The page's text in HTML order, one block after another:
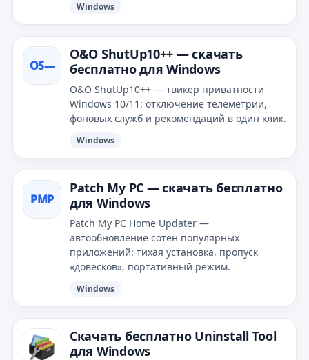
Windows
OS—
O&O ShutUp10++ — скачать
бесплатно для Windows
O&O ShutUp10++ — твикер приватности
Windows 10/11: отключение телеметрии,
фоновых служб и рекомендаций в один клик.
Windows
PMP
Patch My PC — скачать бесплатно
для Windows
Patch My PC Home Updater —
автообновление сотен популярных
приложений: тихая установка, пропуск
«довесков», портативный режим.
Windows
Скачать бесплатно Uninstall Tool
для Windows